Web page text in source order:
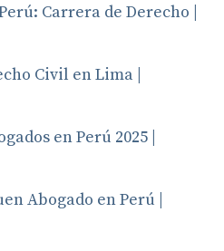
Carrera de Derecho |
Civil en Lima |
en Perú 2025 |
Abogado en Perú |